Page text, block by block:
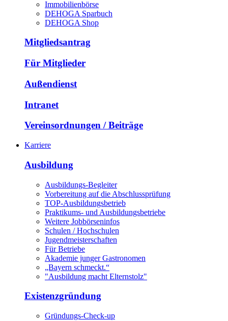
Immobilienbörse
DEHOGA Sparbuch
DEHOGA Shop
Mitgliedsantrag
Für Mitglieder
Außendienst
Intranet
Vereinsordnungen / Beiträge
Karriere
Ausbildung
Ausbildungs-Begleiter
Vorbereitung auf die Abschlussprüfung
TOP-Ausbildungsbetrieb
Praktikums- und Ausbildungsbetriebe
Weitere Jobbörseninfos
Schulen / Hochschulen
Jugendmeisterschaften
Für Betriebe
Akademie junger Gastronomen
„Bayern schmeckt.“
"Ausbildung macht Elternstolz"
Existenzgründung
Gründungs-Check-up